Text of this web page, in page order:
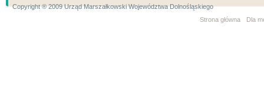
Copyright ® 2009 Urząd Marszałkowski Województwa Dolnośląskiego
Strona główna
Dla